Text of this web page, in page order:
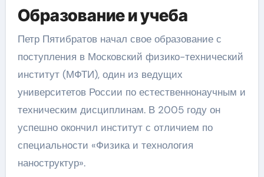
Образование и учеба
Петр Пятибратов начал свое образование с
поступления в Московский физико-технический
институт (МФТИ), один из ведущих
университетов России по естественнонаучным и
техническим дисциплинам. В 2005 году он
успешно окончил институт с отличием по
специальности «Физика и технология
наноструктур».